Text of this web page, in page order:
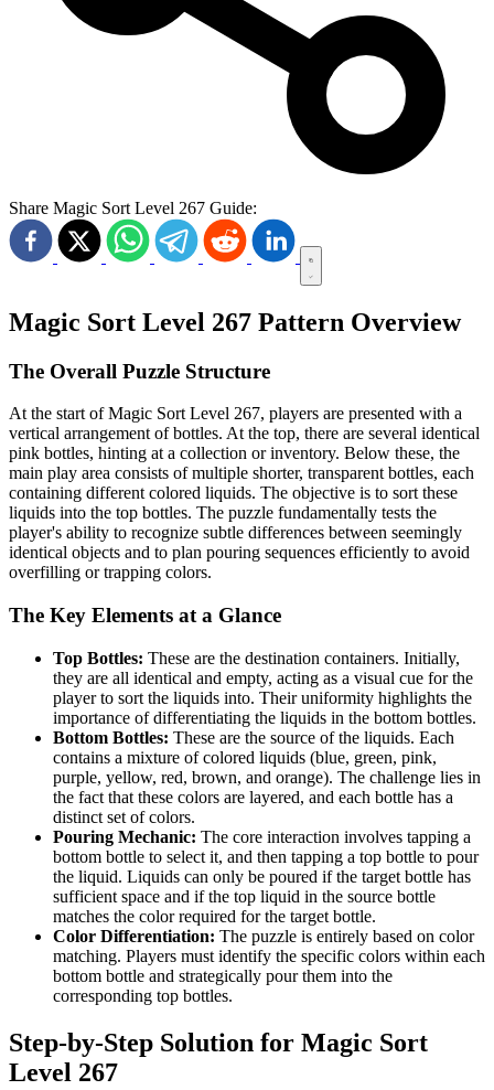
Share Magic Sort Level 267 Guide:
Magic Sort Level 267 Pattern Overview
The Overall Puzzle Structure
At the start of Magic Sort Level 267, players are presented with a
vertical arrangement of bottles. At the top, there are several identical
pink bottles, hinting at a collection or inventory. Below these, the
main play area consists of multiple shorter, transparent bottles, each
containing different colored liquids. The objective is to sort these
liquids into the top bottles. The puzzle fundamentally tests the
player's ability to recognize subtle differences between seemingly
identical objects and to plan pouring sequences efficiently to avoid
overfilling or trapping colors.
The Key Elements at a Glance
Top Bottles: These are the destination containers. Initially,
they are all identical and empty, acting as a visual cue for the
player to sort the liquids into. Their uniformity highlights the
importance of differentiating the liquids in the bottom bottles.
Bottom Bottles: These are the source of the liquids. Each
contains a mixture of colored liquids (blue, green, pink,
purple, yellow, red, brown, and orange). The challenge lies in
the fact that these colors are layered, and each bottle has a
distinct set of colors.
Pouring Mechanic: The core interaction involves tapping a
bottom bottle to select it, and then tapping a top bottle to pour
the liquid. Liquids can only be poured if the target bottle has
sufficient space and if the top liquid in the source bottle
matches the color required for the target bottle.
Color Differentiation: The puzzle is entirely based on color
matching. Players must identify the specific colors within each
bottom bottle and strategically pour them into the
corresponding top bottles.
Step-by-Step Solution for Magic Sort
Level 267